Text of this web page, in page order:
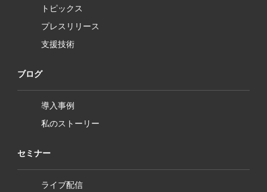
トピックス
プレスリリース
支援技術
ブログ
導入事例
私のストーリー
セミナー
ライブ配信